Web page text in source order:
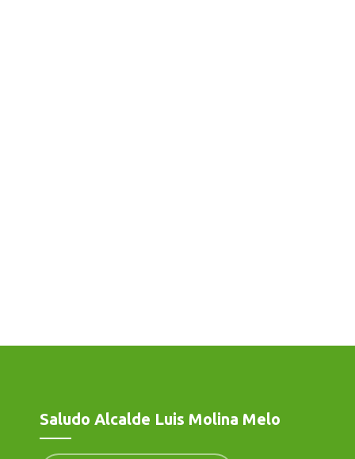
Saludo Alcalde Luis Molina Melo